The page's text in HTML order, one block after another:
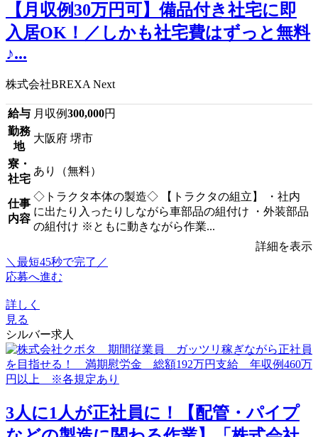
【月収例30万円可】備品付き社宅に即
入居OK！／しかも社宅費はずっと無料
♪...
株式会社BREXA Next
給与 月収例300,000円
勤務
地
大阪府 堺市
寮・
社宅
あり（無料）
仕事
内容
◇トラクタ本体の製造◇ 【トラクタの組立】 ・社内
に出たり入ったりしながら車部品の組付け ・外装部品
の組付け ※ともに動きながら作業...
詳細を表示
＼最短45秒で完了／
応募へ進む
詳しく
見る
シルバー求人
3人に1人が正社員に！【配管・パイプ